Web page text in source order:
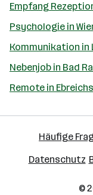
Empfang
Psychologie in
Kommunikation in
Nebenjob in Bad
Remote in
Häufige
Datenschutz
©